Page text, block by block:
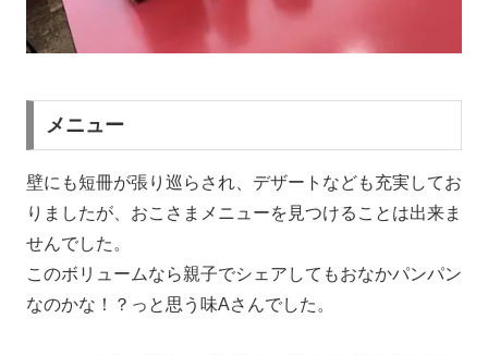
メニュー
壁にも短冊が張り巡らされ、デザートなども充実してお
りましたが、おこさまメニューを見つけることは出来ま
せんでした。
このボリュームなら親子でシェアしてもおなかパンパン
なのかな！？っと思う味Aさんでした。